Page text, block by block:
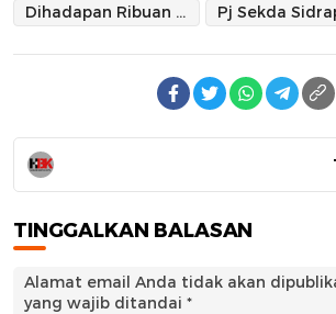
Dihadapan Ribuan Jemaah Shalat Ied
TINGGALKAN BALASAN
Alamat email Anda tidak akan
yang wajib ditandai *